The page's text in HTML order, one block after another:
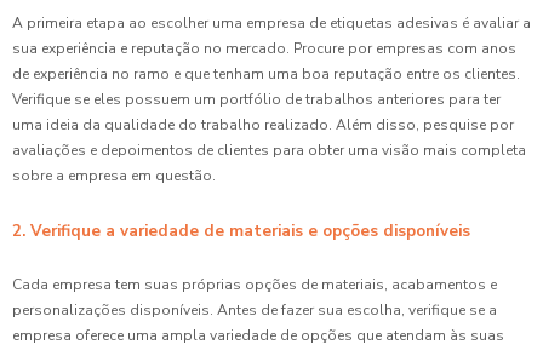
A primeira etapa ao escolher uma empresa de etiquetas adesivas é avaliar a
sua experiência e reputação no mercado. Procure por empresas com anos
de experiência no ramo e que tenham uma boa reputação entre os clientes.
Verifique se eles possuem um portfólio de trabalhos anteriores para ter
uma ideia da qualidade do trabalho realizado. Além disso, pesquise por
avaliações e depoimentos de clientes para obter uma visão mais completa
sobre a empresa em questão.
2. Verifique a variedade de materiais e opções disponíveis
Cada empresa tem suas próprias opções de materiais, acabamentos e
personalizações disponíveis. Antes de fazer sua escolha, verifique se a
empresa oferece uma ampla variedade de opções que atendam às suas